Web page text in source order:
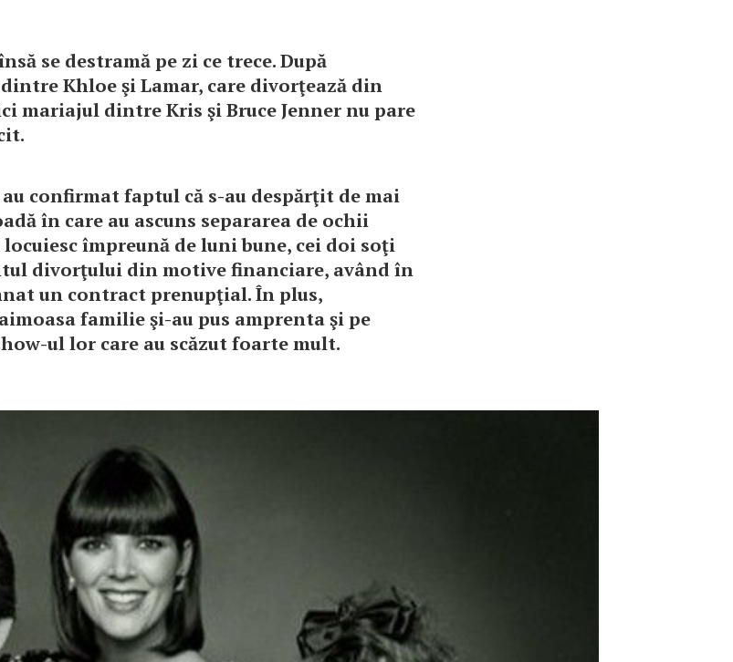
se destramă pe zi ce trece. După
Khloe şi Lamar, care divorţează din
mariajul dintre Kris şi Bruce Jenner nu pare
au confirmat faptul că s-au despărţit de mai
în care au ascuns separarea de ochii
împreună de luni bune, cei doi soţi
divorţului din motive financiare, având în
un contract prenupţial. În plus,
familie şi-au pus amprenta şi pe
ul lor care au scăzut foarte mult.